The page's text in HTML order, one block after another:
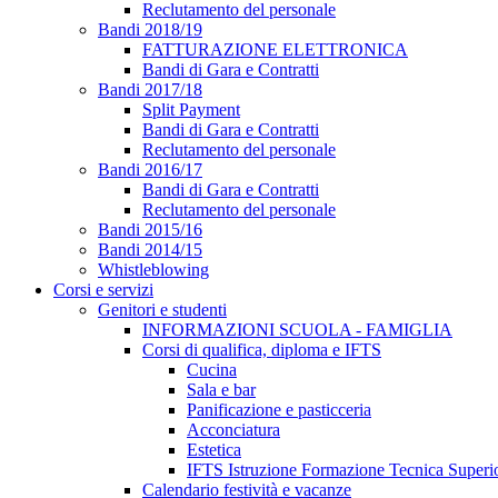
Reclutamento del personale
Bandi 2018/19
FATTURAZIONE ELETTRONICA
Bandi di Gara e Contratti
Bandi 2017/18
Split Payment
Bandi di Gara e Contratti
Reclutamento del personale
Bandi 2016/17
Bandi di Gara e Contratti
Reclutamento del personale
Bandi 2015/16
Bandi 2014/15
Whistleblowing
Corsi e servizi
Genitori e studenti
INFORMAZIONI SCUOLA - FAMIGLIA
Corsi di qualifica, diploma e IFTS
Cucina
Sala e bar
Panificazione e pasticceria
Acconciatura
Estetica
IFTS Istruzione Formazione Tecnica
Calendario festività e vacanze